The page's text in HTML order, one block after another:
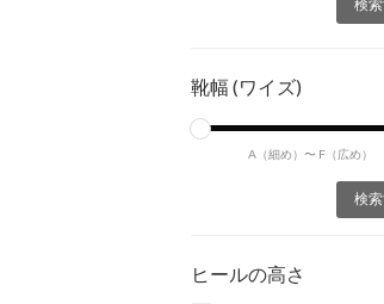
靴幅 (ワイズ)
A（細め）〜 F（広め）
ヒールの高さ